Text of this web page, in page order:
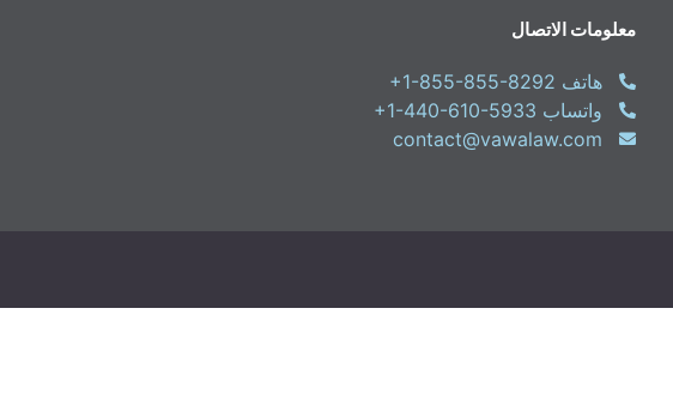
معلومات الاتصال
هاتف +1-855-855-8292
واتساب +1-440-610-5933
contact@vawalaw.com